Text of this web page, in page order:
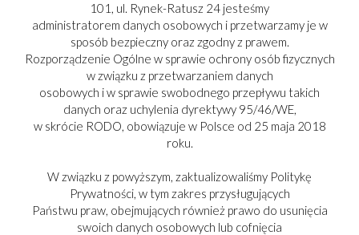
101, ul. Rynek-Ratusz 24 jesteśmy
administratorem danych osobowych i przetwarzamy je w
sposób bezpieczny oraz zgodny z prawem.
Rozporządzenie Ogólne w sprawie ochrony osób fizycznych
w związku z przetwarzaniem danych
osobowych i w sprawie swobodnego przepływu takich
danych oraz uchylenia dyrektywy 95/46/WE,
w skrócie RODO, obowiązuje w Polsce od 25 maja 2018
roku.
W związku z powyższym, zaktualizowaliśmy Politykę
Prywatności, w tym zakres przysługujących
Państwu praw, obejmujących również prawo do usunięcia
swoich danych osobowych lub cofnięcia